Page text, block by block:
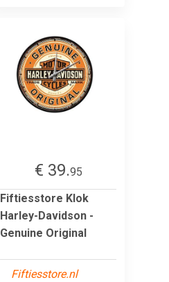
€ 39.95
Fiftiesstore Klok
Harley-Davidson -
Genuine Original
Fiftiesstore.nl